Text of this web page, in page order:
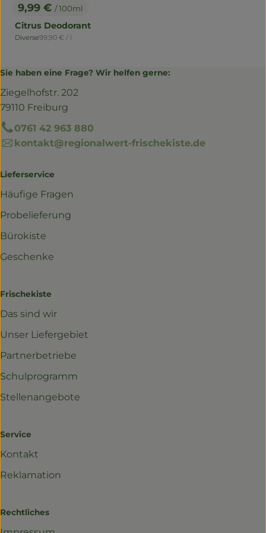
, Preis:
9,99 € / 100ml
Citrus Deodorant
, Herkunft:
Diverse, Referenzpreis:
99,90 € / l
Sie haben eine Frage? Wir helfen gerne:
Ziegelhofstr. 202
79110 Freiburg
0761 42 963 880
kontakt@regionalwert-frischekiste.de
Lieferservice
Häufige Fragen
Probelieferung
Bürokiste
Geschenke
Frischekiste
Das sind wir
Unser Liefergebiet
Partnerbetriebe
Schulprogramm
Stellenangebote
Service
Kontakt
Reklamation
Rechtliches